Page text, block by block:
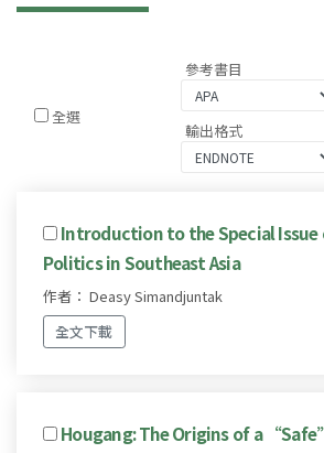
全選
參考書目
輸出格式
Introduction to the Special Issue
Politics in Southeast Asia
作者： Deasy Simandjuntak
全文下載
Hougang: The Origins of a